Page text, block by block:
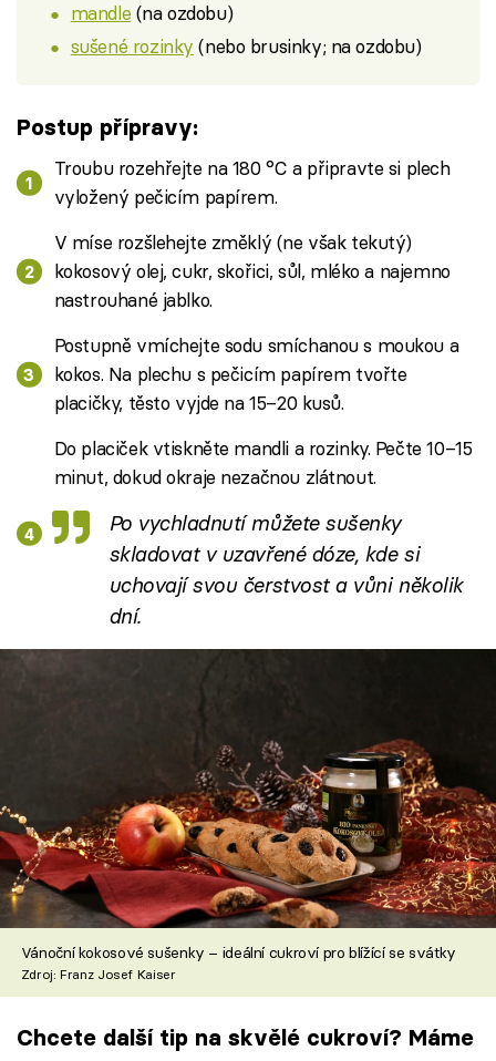
mandle (na ozdobu)
sušené rozinky (nebo brusinky; na ozdobu)
Postup přípravy:
Troubu rozehřejte na 180 °C a připravte si plech
vyložený pečicím papírem.
V míse rozšlehejte změklý (ne však tekutý)
kokosový olej, cukr, skořici, sůl, mléko a najemno
nastrouhané jablko.
Postupně vmíchejte sodu smíchanou s moukou a
kokos. Na plechu s pečicím papírem tvořte
placičky, těsto vyjde na 15–20 kusů.
Do placiček vtiskněte mandli a rozinky. Pečte 10–15
minut, dokud okraje nezačnou zlátnout.
Po vychladnutí můžete sušenky
skladovat v uzavřené dóze, kde si
uchovají svou čerstvost a vůni několik
dní.
Vánoční kokosové sušenky – ideální cukroví pro blížící se svátky
Zdroj: Franz Josef Kaiser
Chcete další tip na skvělé cukroví? Máme